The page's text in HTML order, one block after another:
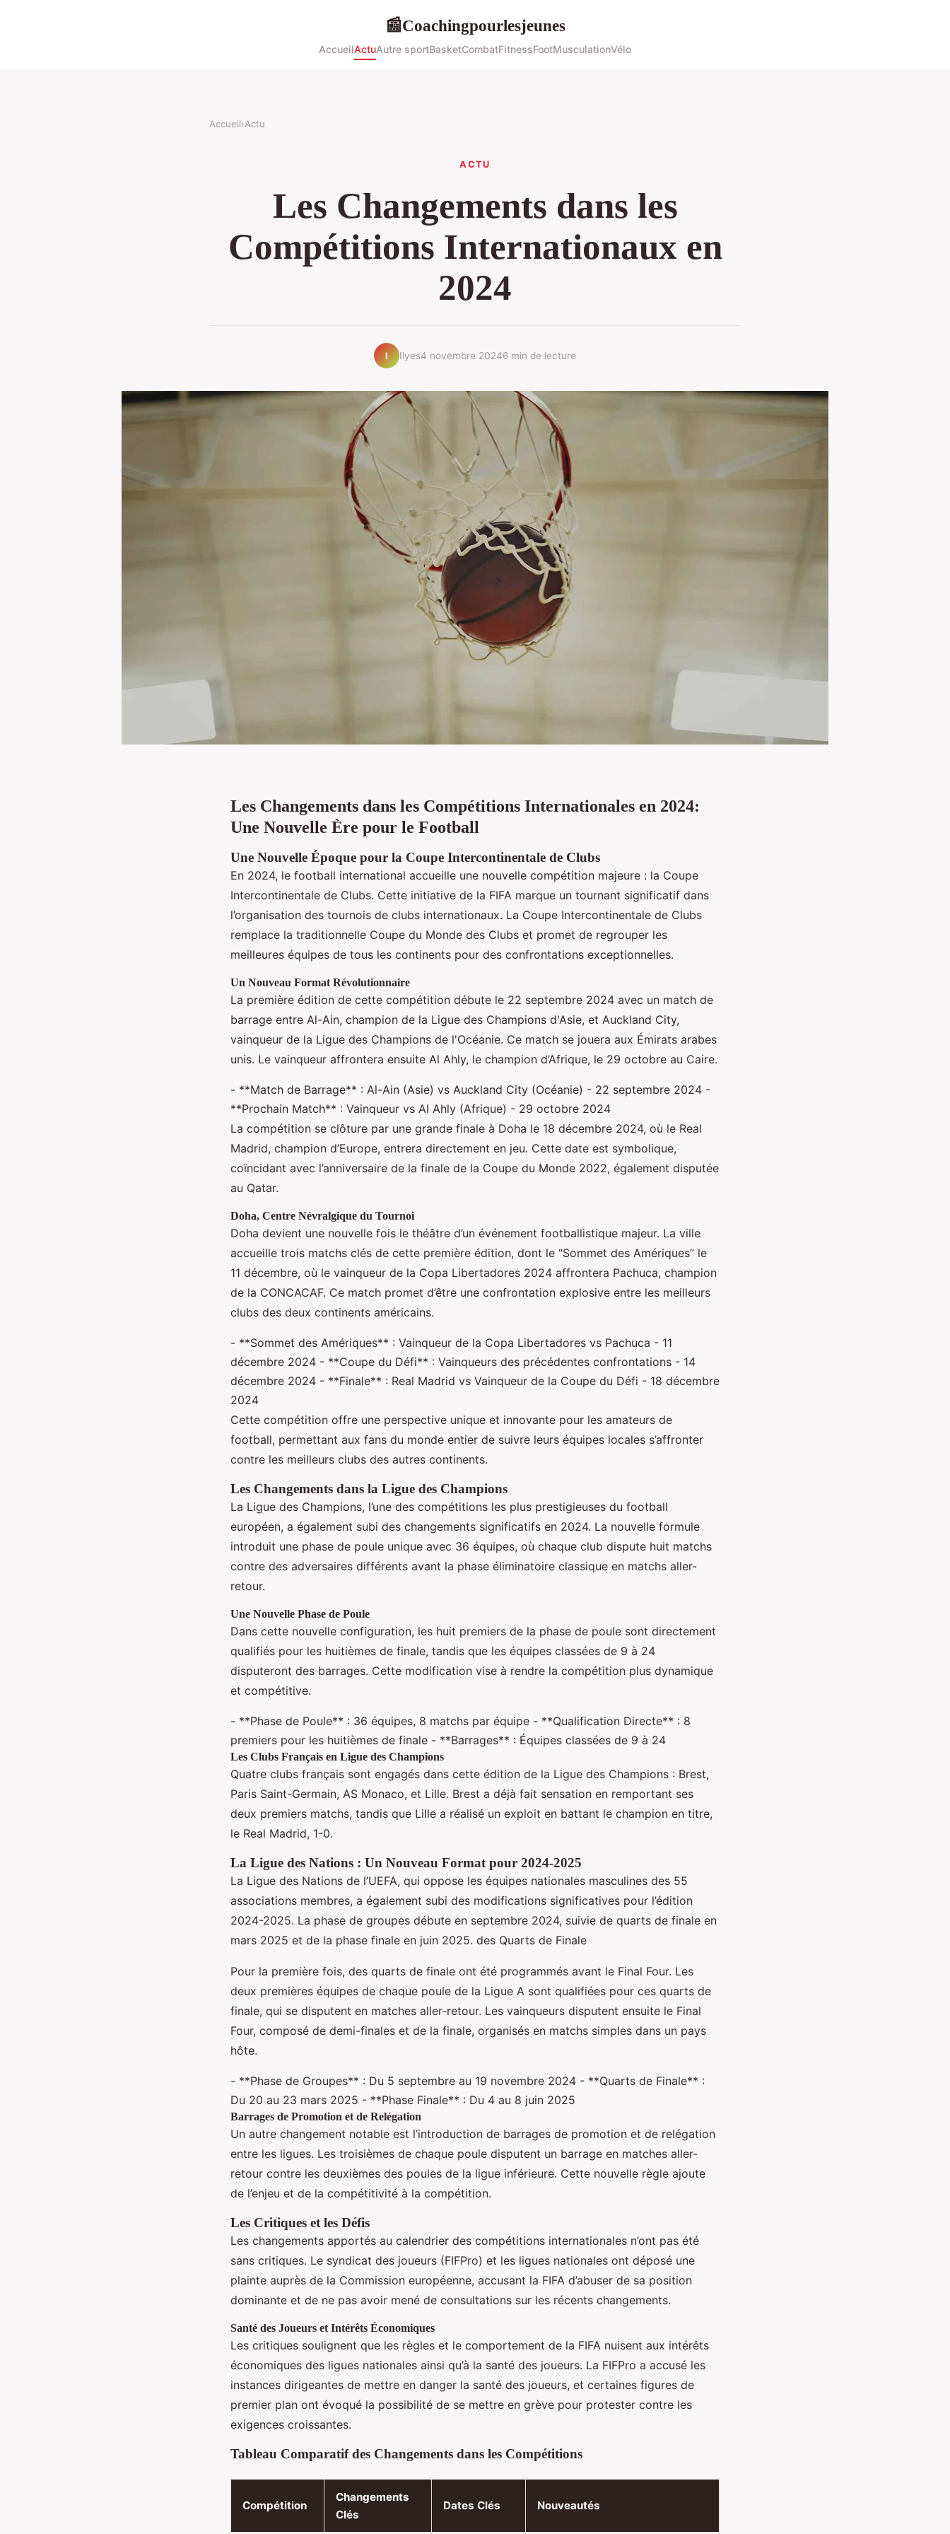
📰Coachingpourlesjeunes
AccueilActuAutre sportBasketCombatFitnessFootMusculationVélo
Accueil›Actu
ACTU
Les Changements dans les
Compétitions Internationaux en
2024
I Ilyes4 novembre 20246 min de lecture
Les Changements dans les Compétitions Internationales en 2024:
Une Nouvelle Ère pour le Football
Une Nouvelle Époque pour la Coupe Intercontinentale de Clubs
En 2024, le football international accueille une nouvelle compétition majeure : la Coupe
Intercontinentale de Clubs. Cette initiative de la FIFA marque un tournant significatif dans
l’organisation des tournois de clubs internationaux. La Coupe Intercontinentale de Clubs
remplace la traditionnelle Coupe du Monde des Clubs et promet de regrouper les
meilleures équipes de tous les continents pour des confrontations exceptionnelles.
Un Nouveau Format Révolutionnaire
La première édition de cette compétition débute le 22 septembre 2024 avec un match de
barrage entre Al-Ain, champion de la Ligue des Champions d'Asie, et Auckland City,
vainqueur de la Ligue des Champions de l'Océanie. Ce match se jouera aux Émirats arabes
unis. Le vainqueur affrontera ensuite Al Ahly, le champion d’Afrique, le 29 octobre au Caire.
- **Match de Barrage** : Al-Ain (Asie) vs Auckland City (Océanie) - 22 septembre 2024 -
**Prochain Match** : Vainqueur vs Al Ahly (Afrique) - 29 octobre 2024
La compétition se clôture par une grande finale à Doha le 18 décembre 2024, où le Real
Madrid, champion d’Europe, entrera directement en jeu. Cette date est symbolique,
coïncidant avec l’anniversaire de la finale de la Coupe du Monde 2022, également disputée
au Qatar.
Doha, Centre Névralgique du Tournoi
Doha devient une nouvelle fois le théâtre d’un événement footballistique majeur. La ville
accueille trois matchs clés de cette première édition, dont le “Sommet des Amériques” le
11 décembre, où le vainqueur de la Copa Libertadores 2024 affrontera Pachuca, champion
de la CONCACAF. Ce match promet d’être une confrontation explosive entre les meilleurs
clubs des deux continents américains.
- **Sommet des Amériques** : Vainqueur de la Copa Libertadores vs Pachuca - 11
décembre 2024 - **Coupe du Défi** : Vainqueurs des précédentes confrontations - 14
décembre 2024 - **Finale** : Real Madrid vs Vainqueur de la Coupe du Défi - 18 décembre
2024
Cette compétition offre une perspective unique et innovante pour les amateurs de
football, permettant aux fans du monde entier de suivre leurs équipes locales s’affronter
contre les meilleurs clubs des autres continents.
Les Changements dans la Ligue des Champions
La Ligue des Champions, l’une des compétitions les plus prestigieuses du football
européen, a également subi des changements significatifs en 2024. La nouvelle formule
introduit une phase de poule unique avec 36 équipes, où chaque club dispute huit matchs
contre des adversaires différents avant la phase éliminatoire classique en matchs aller-
retour.
Une Nouvelle Phase de Poule
Dans cette nouvelle configuration, les huit premiers de la phase de poule sont directement
qualifiés pour les huitièmes de finale, tandis que les équipes classées de 9 à 24
disputeront des barrages. Cette modification vise à rendre la compétition plus dynamique
et compétitive.
- **Phase de Poule** : 36 équipes, 8 matchs par équipe - **Qualification Directe** : 8
premiers pour les huitièmes de finale - **Barrages** : Équipes classées de 9 à 24
Les Clubs Français en Ligue des Champions
Quatre clubs français sont engagés dans cette édition de la Ligue des Champions : Brest,
Paris Saint-Germain, AS Monaco, et Lille. Brest a déjà fait sensation en remportant ses
deux premiers matchs, tandis que Lille a réalisé un exploit en battant le champion en titre,
le Real Madrid, 1-0.
La Ligue des Nations : Un Nouveau Format pour 2024-2025
La Ligue des Nations de l’UEFA, qui oppose les équipes nationales masculines des 55
associations membres, a également subi des modifications significatives pour l’édition
2024-2025. La phase de groupes débute en septembre 2024, suivie de quarts de finale en
mars 2025 et de la phase finale en juin 2025. des Quarts de Finale
Pour la première fois, des quarts de finale ont été programmés avant le Final Four. Les
deux premières équipes de chaque poule de la Ligue A sont qualifiées pour ces quarts de
finale, qui se disputent en matches aller-retour. Les vainqueurs disputent ensuite le Final
Four, composé de demi-finales et de la finale, organisés en matchs simples dans un pays
hôte.
- **Phase de Groupes** : Du 5 septembre au 19 novembre 2024 - **Quarts de Finale** :
Du 20 au 23 mars 2025 - **Phase Finale** : Du 4 au 8 juin 2025
Barrages de Promotion et de Relégation
Un autre changement notable est l’introduction de barrages de promotion et de relégation
entre les ligues. Les troisièmes de chaque poule disputent un barrage en matches aller-
retour contre les deuxièmes des poules de la ligue inférieure. Cette nouvelle règle ajoute
de l’enjeu et de la compétitivité à la compétition.
Les Critiques et les Défis
Les changements apportés au calendrier des compétitions internationales n’ont pas été
sans critiques. Le syndicat des joueurs (FIFPro) et les ligues nationales ont déposé une
plainte auprès de la Commission européenne, accusant la FIFA d’abuser de sa position
dominante et de ne pas avoir mené de consultations sur les récents changements.
Santé des Joueurs et Intérêts Économiques
Les critiques soulignent que les règles et le comportement de la FIFA nuisent aux intérêts
économiques des ligues nationales ainsi qu’à la santé des joueurs. La FIFPro a accusé les
instances dirigeantes de mettre en danger la santé des joueurs, et certaines figures de
premier plan ont évoqué la possibilité de se mettre en grève pour protester contre les
exigences croissantes.
Tableau Comparatif des Changements dans les Compétitions
Compétition
Changements
Clés
Dates Clés Nouveautés